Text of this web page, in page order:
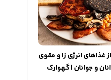
غذاهای انرژی زا و مقوی
و جوانان | گهوارک